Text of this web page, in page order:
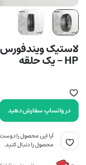
HP – یک حلقه
در واتساپ سفارش دهید
آیا این محصول را
محصول را دنبال کنید.